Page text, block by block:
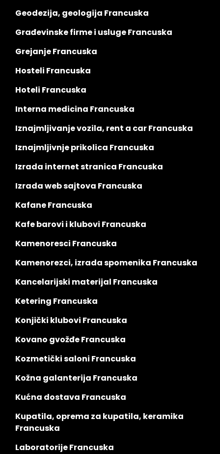
Geodezija, geologija Francuska
Građevinske firme i usluge Francuska
Grejanje Francuska
Hosteli Francuska
Hoteli Francuska
Interna medicina Francuska
Iznajmljivanje vozila, rent a car Francuska
Iznajmljivnje prikolica Francuska
Izrada internet stranica Francuska
Izrada web sajtova Francuska
Kafane Francuska
Kafe barovi i klubovi Francuska
Kamenoresci Francuska
Kamenorezci, izrada spomenika Francuska
Kancelarijski materijal Francuska
Ketering Francuska
Konjički klubovi Francuska
Kovano gvožđe Francuska
Kozmetički saloni Francuska
Kožna galanterija Francuska
Kućna dostava Francuska
Kupatila, oprema za kupatila, keramika
Francuska
Laboratorije Francuska